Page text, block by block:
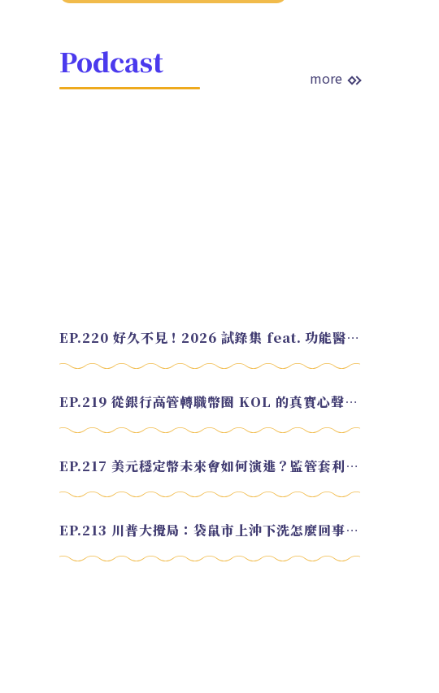
Podcast more
EP.220 好久不見！2026 試錄集 feat. 功能醫學營養師 美寶
EP.219 從銀行高管轉職幣圈 KOL 的真實心聲 feat.龜大
EP.217 美元穩定幣未來會如何演進？監管套利終將收斂？feat. 研究員 余哲安
EP.213 川普大攪局：袋鼠市上沖下洗怎麼回事？feat. Alvin